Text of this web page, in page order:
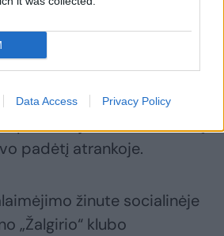
Data Access Privacy Policy
Daugiau nuotraukų (1)
namų stadione 2:5
„Hajduk“ futbolininkų
padėtį atrankoje.
žinute socialinėje
„Žalgirio“ klubo